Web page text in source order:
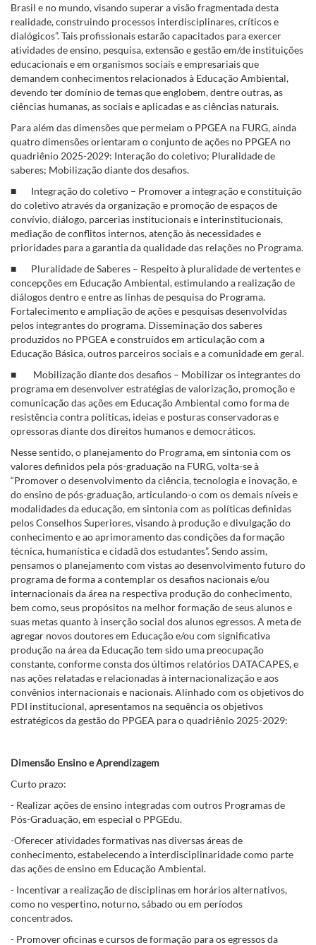
Brasil e no mundo, visando superar a visão fragmentada desta
realidade, construindo processos interdisciplinares, críticos e
dialógicos”. Tais profissionais estarão capacitados para exercer
atividades de ensino, pesquisa, extensão e gestão em/de instituições
educacionais e em organismos sociais e empresariais que
demandem conhecimentos relacionados à Educação Ambiental,
devendo ter domínio de temas que englobem, dentre outras, as
ciências humanas, as sociais e aplicadas e as ciências naturais.
Para além das dimensões que permeiam o PPGEA na FURG, ainda
quatro dimensões orientaram o conjunto de ações no PPGEA no
quadriênio 2025-2029: Interação do coletivo; Pluralidade de
saberes; Mobilização diante dos desafios.
■ Integração do coletivo – Promover a integração e constituição
do coletivo através da organização e promoção de espaços de
convívio, diálogo, parcerias institucionais e interinstitucionais,
mediação de conflitos internos, atenção às necessidades e
prioridades para a garantia da qualidade das relações no Programa.
■ Pluralidade de Saberes – Respeito à pluralidade de vertentes e
concepções em Educação Ambiental, estimulando a realização de
diálogos dentro e entre as linhas de pesquisa do Programa.
Fortalecimento e ampliação de ações e pesquisas desenvolvidas
pelos integrantes do programa. Disseminação dos saberes
produzidos no PPGEA e construídos em articulação com a
Educação Básica, outros parceiros sociais e a comunidade em geral.
■ Mobilização diante dos desafios – Mobilizar os integrantes do
programa em desenvolver estratégias de valorização, promoção e
comunicação das ações em Educação Ambiental como forma de
resistência contra políticas, ideias e posturas conservadoras e
opressoras diante dos direitos humanos e democráticos.
Nesse sentido, o planejamento do Programa, em sintonia com os
valores definidos pela pós-graduação na FURG, volta-se à
“Promover o desenvolvimento da ciência, tecnologia e inovação, e
do ensino de pós-graduação, articulando-o com os demais níveis e
modalidades da educação, em sintonia com as políticas definidas
pelos Conselhos Superiores, visando à produção e divulgação do
conhecimento e ao aprimoramento das condições da formação
técnica, humanística e cidadã dos estudantes”. Sendo assim,
pensamos o planejamento com vistas ao desenvolvimento futuro do
programa de forma a contemplar os desafios nacionais e/ou
internacionais da área na respectiva produção do conhecimento,
bem como, seus propósitos na melhor formação de seus alunos e
suas metas quanto à inserção social dos alunos egressos. A meta de
agregar novos doutores em Educação e/ou com significativa
produção na área da Educação tem sido uma preocupação
constante, conforme consta dos últimos relatórios DATACAPES, e
nas ações relatadas e relacionadas à internacionalização e aos
convênios internacionais e nacionais. Alinhado com os objetivos do
PDI institucional, apresentamos na sequência os objetivos
estratégicos da gestão do PPGEA para o quadriênio 2025-2029:
Dimensão Ensino e Aprendizagem
Curto prazo:
- Realizar ações de ensino integradas com outros Programas de
Pós-Graduação, em especial o PPGEdu.
-Oferecer atividades formativas nas diversas áreas de
conhecimento, estabelecendo a interdisciplinaridade como parte
das ações de ensino em Educação Ambiental.
- Incentivar a realização de disciplinas em horários alternativos,
como no vespertino, noturno, sábado ou em períodos
concentrados.
- Promover oficinas e cursos de formação para os egressos da